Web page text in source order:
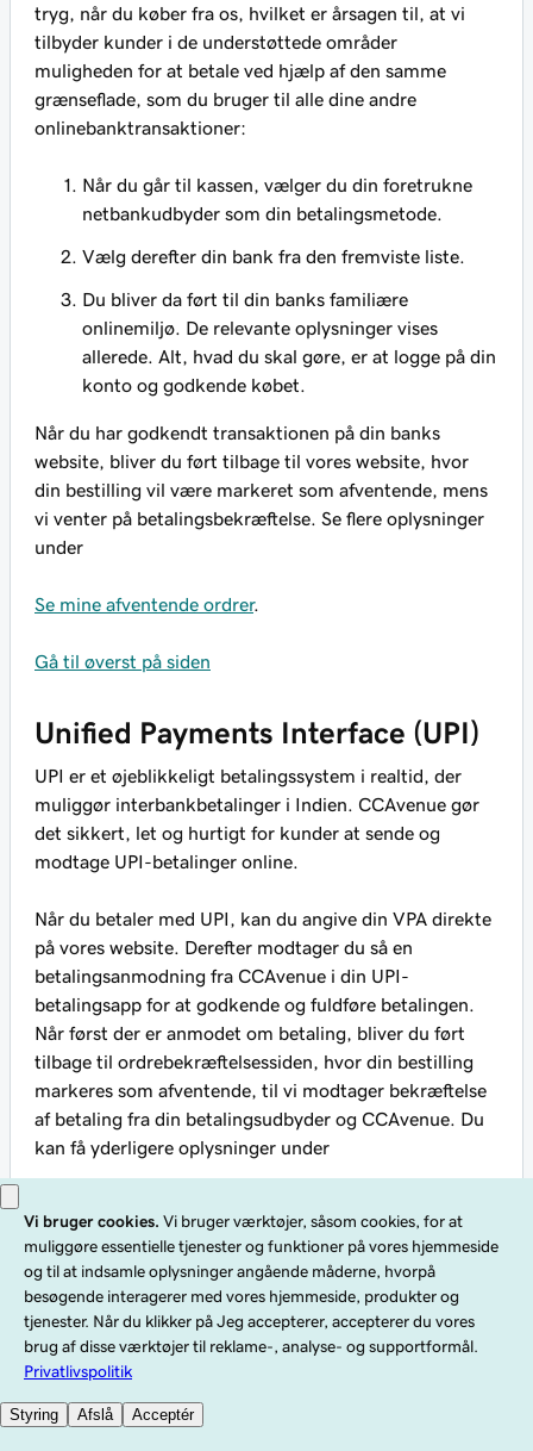
tryg, når du køber fra os, hvilket er årsagen til, at vi
tilbyder kunder i de understøttede områder
muligheden for at betale ved hjælp af den samme
grænseflade, som du bruger til alle dine andre
onlinebanktransaktioner:
Når du går til kassen, vælger du din foretrukne
netbankudbyder som din betalingsmetode.
Vælg derefter din bank fra den fremviste liste.
Du bliver da ført til din banks familiære
onlinemiljø. De relevante oplysninger vises
allerede. Alt, hvad du skal gøre, er at logge på din
konto og godkende købet.
Når du har godkendt transaktionen på din banks
website, bliver du ført tilbage til vores website, hvor
din bestilling vil være markeret som afventende, mens
vi venter på betalingsbekræftelse. Se flere oplysninger
under
Se mine afventende ordrer.
Gå til øverst på siden
Unified Payments Interface (UPI)
UPI er et øjeblikkeligt betalingssystem i realtid, der
muliggør interbankbetalinger i Indien. CCAvenue gør
det sikkert, let og hurtigt for kunder at sende og
modtage UPI-betalinger online.
Når du betaler med UPI, kan du angive din VPA direkte
på vores website. Derefter modtager du så en
betalingsanmodning fra CCAvenue i din UPI-
betalingsapp for at godkende og fuldføre betalingen.
Når først der er anmodet om betaling, bliver du ført
tilbage til ordrebekræftelsessiden, hvor din bestilling
markeres som afventende, til vi modtager bekræftelse
af betaling fra din betalingsudbyder og CCAvenue. Du
kan få yderligere oplysninger under
Gå til øverst på siden
Muligheder for Køb nu, betal
senere
Køb nu, betal senere gør det muligt for dig at afgive din